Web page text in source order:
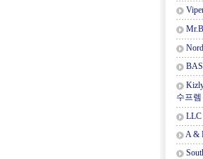
수프렘
LLC
A &